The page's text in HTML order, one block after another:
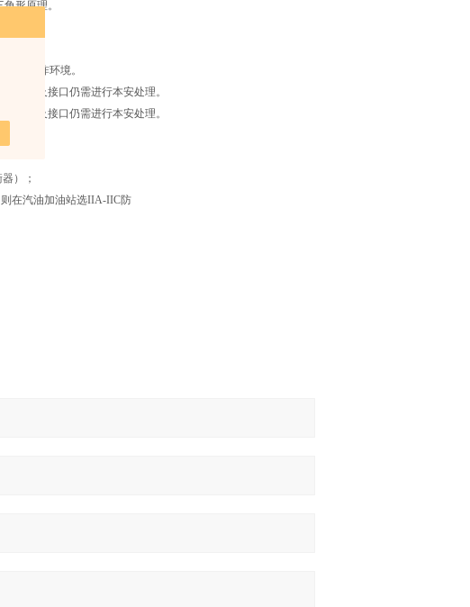
形原理。
防爆炸环境。
部件及接口仍需进行本安处理。
部件及接口仍需进行本安处理。
）；
在汽油加油站选IIA-IIC防